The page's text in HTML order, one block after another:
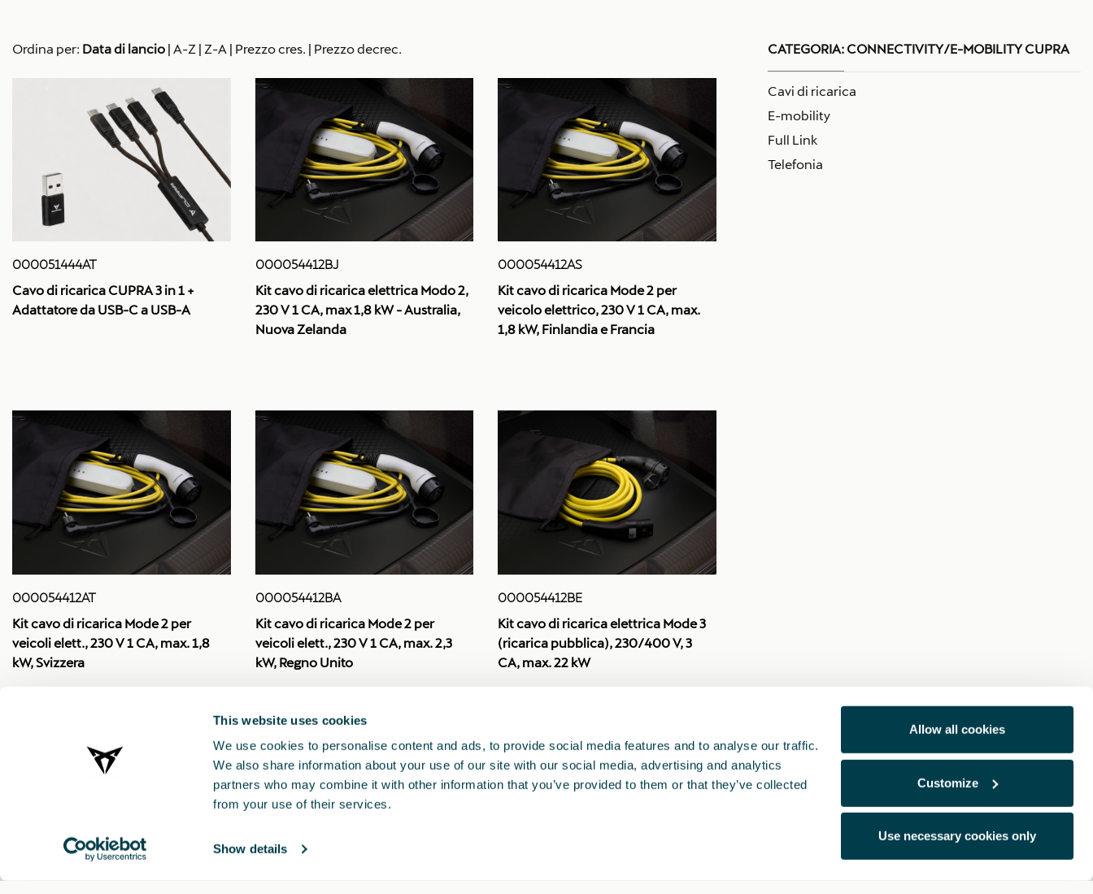
This website uses cookies
We use cookies to personalise content and ads, to provide social media features and to analyse our traffic.
We also share information about your use of our site with our social media, advertising and analytics
partners who may combine it with other information that you’ve provided to them or that they’ve collected
from your use of their services.
Show details
Allow all cookies
Customize
Use necessary cookies only
Ordina per: Data di lancio | A-Z | Z-A | Prezzo cres. | Prezzo decrec.
000051444AT
Cavo di ricarica CUPRA 3 in 1 +
Adattatore da USB-C a USB-A
000054412BJ
Kit cavo di ricarica elettrica Modo 2,
230 V 1 CA, max 1,8 kW - Australia,
Nuova Zelanda
000054412AS
Kit cavo di ricarica Mode 2 per
veicolo elettrico, 230 V 1 CA, max.
1,8 kW, Finlandia e Francia
000054412AT
Kit cavo di ricarica Mode 2 per
veicoli elett., 230 V 1 CA, max. 1,8
kW, Svizzera
000054412BA
Kit cavo di ricarica Mode 2 per
veicoli elett., 230 V 1 CA, max. 2,3
kW, Regno Unito
000054412BE
Kit cavo di ricarica elettrica Mode 3
(ricarica pubblica), 230/400 V, 3
CA, max. 22 kW
CATEGORIA: CONNECTIVITY/E-MOBILITY CUPRA
Cavi di ricarica
E-mobility
Full Link
Telefonia
CUPRA 2021 ® Note Legali